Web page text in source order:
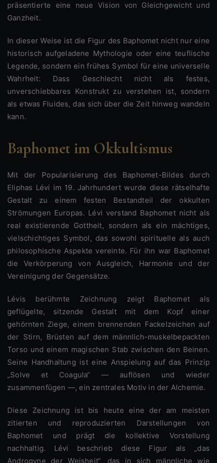
präsentierte eine neue Vision von Gleichgewicht und
Ganzheit.
In dieser Weise ist die Figur des Baphomet nicht nur eine
historisch aufgeladene Mythologie oder eine teuflische
Legende, sondern ein frühes Symbol für eine universelle
Wahrheit: Dass Geschlecht nicht als festes,
unverschiebbares Konstrukt zu verstehen ist, sondern
als etwas Fluides, das sich über die Zeit hinweg wandeln
kann.
Baphomet im Okkultismus
Mit der Popularisierung des Baphomet-Bildes durch
Eliphas Lévi im 19. Jahrhundert wurde diese rätselhafte
Gestalt zu einem festen Bestandteil der okkulten
Strömungen Europas. Lévi verstand Baphomet nicht als
real existierende Gottheit, sondern als ein mächtiges,
vielschichtiges Symbol, das sowohl spirituelle als auch
philosophische Aspekte vereinte. Für ihn war Baphomet
die Verkörperung von Ausgleich, Harmonie und der
Vereinigung der Gegensätze.
Lévis berühmte Zeichnung zeigt Baphomet als
geflügelte, sitzende Gestalt mit dem Kopf einer
gehörnten Ziege, einem brennenden Fackelzeichen auf
der Stirn, Brüsten auf dem männlich-muskelbepackten
Torso und einem magischen Stab zwischen den Beinen.
Seine Handhaltung ist eine Anspielung auf das Prinzip
„Solve et Coagula“ — auflösen und wieder
zusammenfügen —, ein zentrales Motiv in der Alchemie.
Diese Zeichnung ist bis heute eine der am meisten
zitierten und reproduzierten Darstellungen von
Baphomet und prägt die kollektive Vorstellung
nachhaltig. Lévi beschrieb diese Figur als „das
Androgyne der Weisheit“, das in sich männliche wie